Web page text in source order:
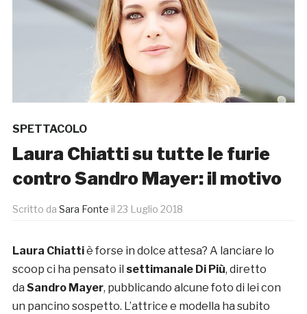
SPETTACOLO
Laura Chiatti su tutte le furie
contro Sandro Mayer: il motivo
Scritto da Sara Fonte il 23 Luglio 2018
Laura Chiattiè forse in dolce attesa? A lanciare lo
scoop ci ha pensato il settimanale Di Più, diretto
da Sandro Mayer, pubblicando alcune foto di lei con
un pancino sospetto. L’attrice e modella ha subito